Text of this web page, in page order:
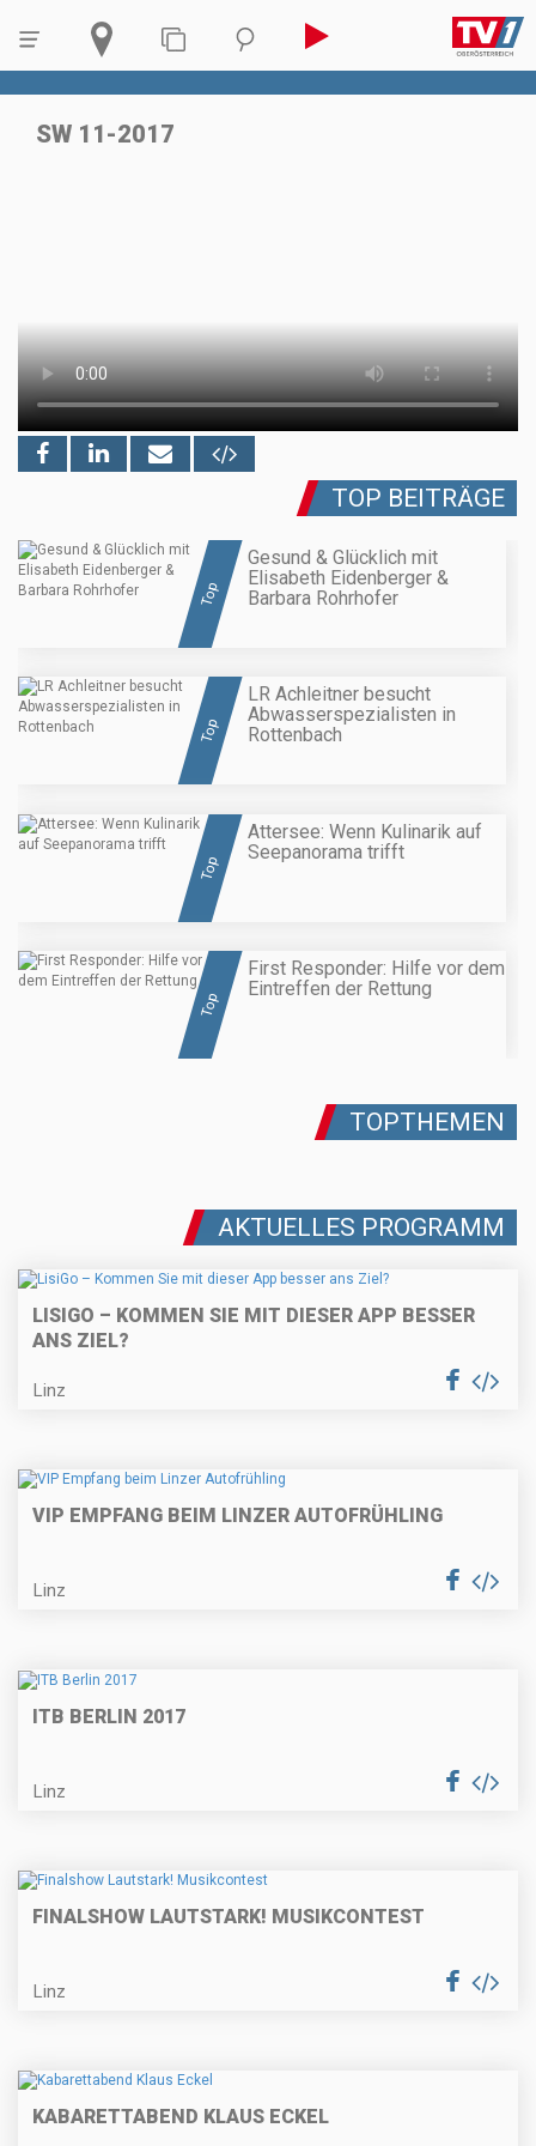
SW 11-2017
TOP BEITRÄGE
Top
Gesund & Glücklich mit
Elisabeth Eidenberger &
Barbara Rohrhofer
Top
LR Achleitner besucht
Abwasserspezialisten in
Rottenbach
Top
Attersee: Wenn Kulinarik auf
Seepanorama trifft
Top
First Responder: Hilfe vor dem
Eintreffen der Rettung
TOPTHEMEN
AKTUELLES PROGRAMM
LISIGO – KOMMEN SIE MIT DIESER APP BESSER
ANS ZIEL?
Linz
VIP EMPFANG BEIM LINZER AUTOFRÜHLING
Linz
ITB BERLIN 2017
Linz
FINALSHOW LAUTSTARK! MUSIKCONTEST
Linz
KABARETTABEND KLAUS ECKEL